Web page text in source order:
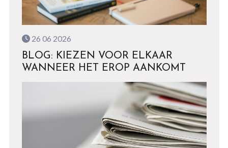
26 06 2026
BLOG: KIEZEN VOOR ELKAAR
WANNEER HET EROP AANKOMT